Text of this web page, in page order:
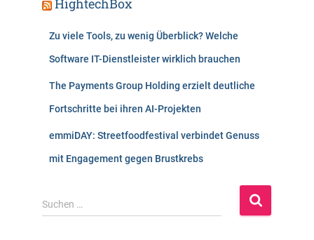
HightechBox
Zu viele Tools, zu wenig Überblick? Welche
Software IT-Dienstleister wirklich brauchen
The Payments Group Holding erzielt deutliche
Fortschritte bei ihren AI-Projekten
emmiDAY: Streetfoodfestival verbindet Genuss
mit Engagement gegen Brustkrebs
S
u
Suchen …